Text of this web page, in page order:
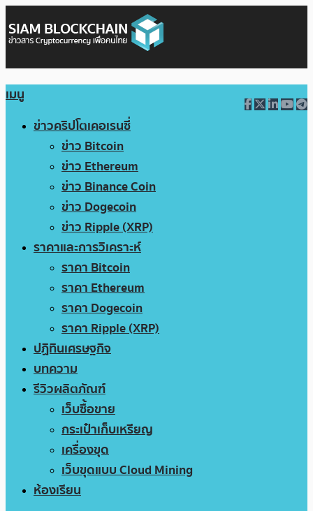
เมนู
ข่าวคริปโตเคอเรนซี่
ข่าว Bitcoin
ข่าว Ethereum
ข่าว Binance Coin
ข่าว Dogecoin
ข่าว Ripple (XRP)
ราคาและการวิเคราะห์
ราคา Bitcoin
ราคา Ethereum
ราคา Dogecoin
ราคา Ripple (XRP)
ปฏิทินเศรษฐกิจ
บทความ
รีวิวผลิตภัณฑ์
เว็บซื้อขาย
กระเป๋าเก็บเหรียญ
เครื่องขุด
เว็บขุดแบบ Cloud Mining
ห้องเรียน